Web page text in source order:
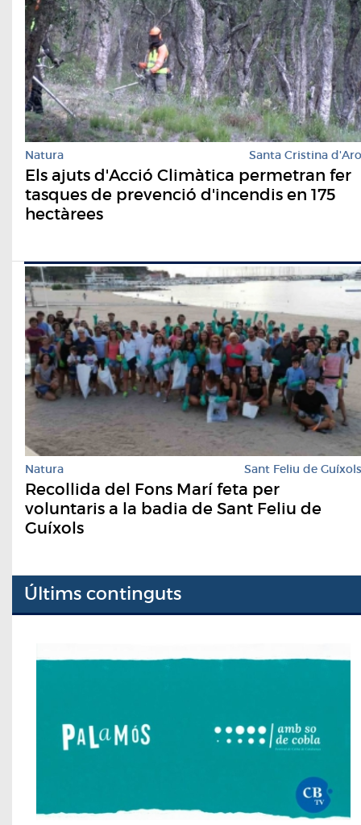
Natura Santa Cristina d'Aro
Els ajuts d'Acció Climàtica permetran fer
tasques de prevenció d'incendis en 175
hectàrees
Natura Sant Feliu de Guíxols
Recollida del Fons Marí feta per
voluntaris a la badia de Sant Feliu de
Guíxols
Últims continguts